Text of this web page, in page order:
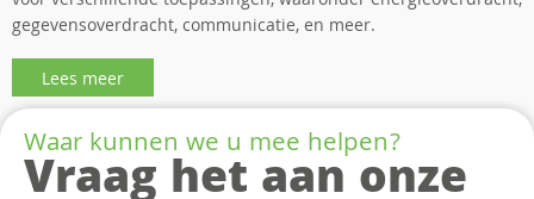
gegevensoverdracht, communicatie, en meer.
Lees meer
Waar kunnen we u mee helpen?
Vraag het aan onze